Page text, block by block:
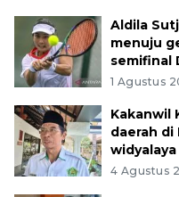
Aldila
menuju
semifinal
1 Agustus
Kakanwil
daerah di
4 Agustus